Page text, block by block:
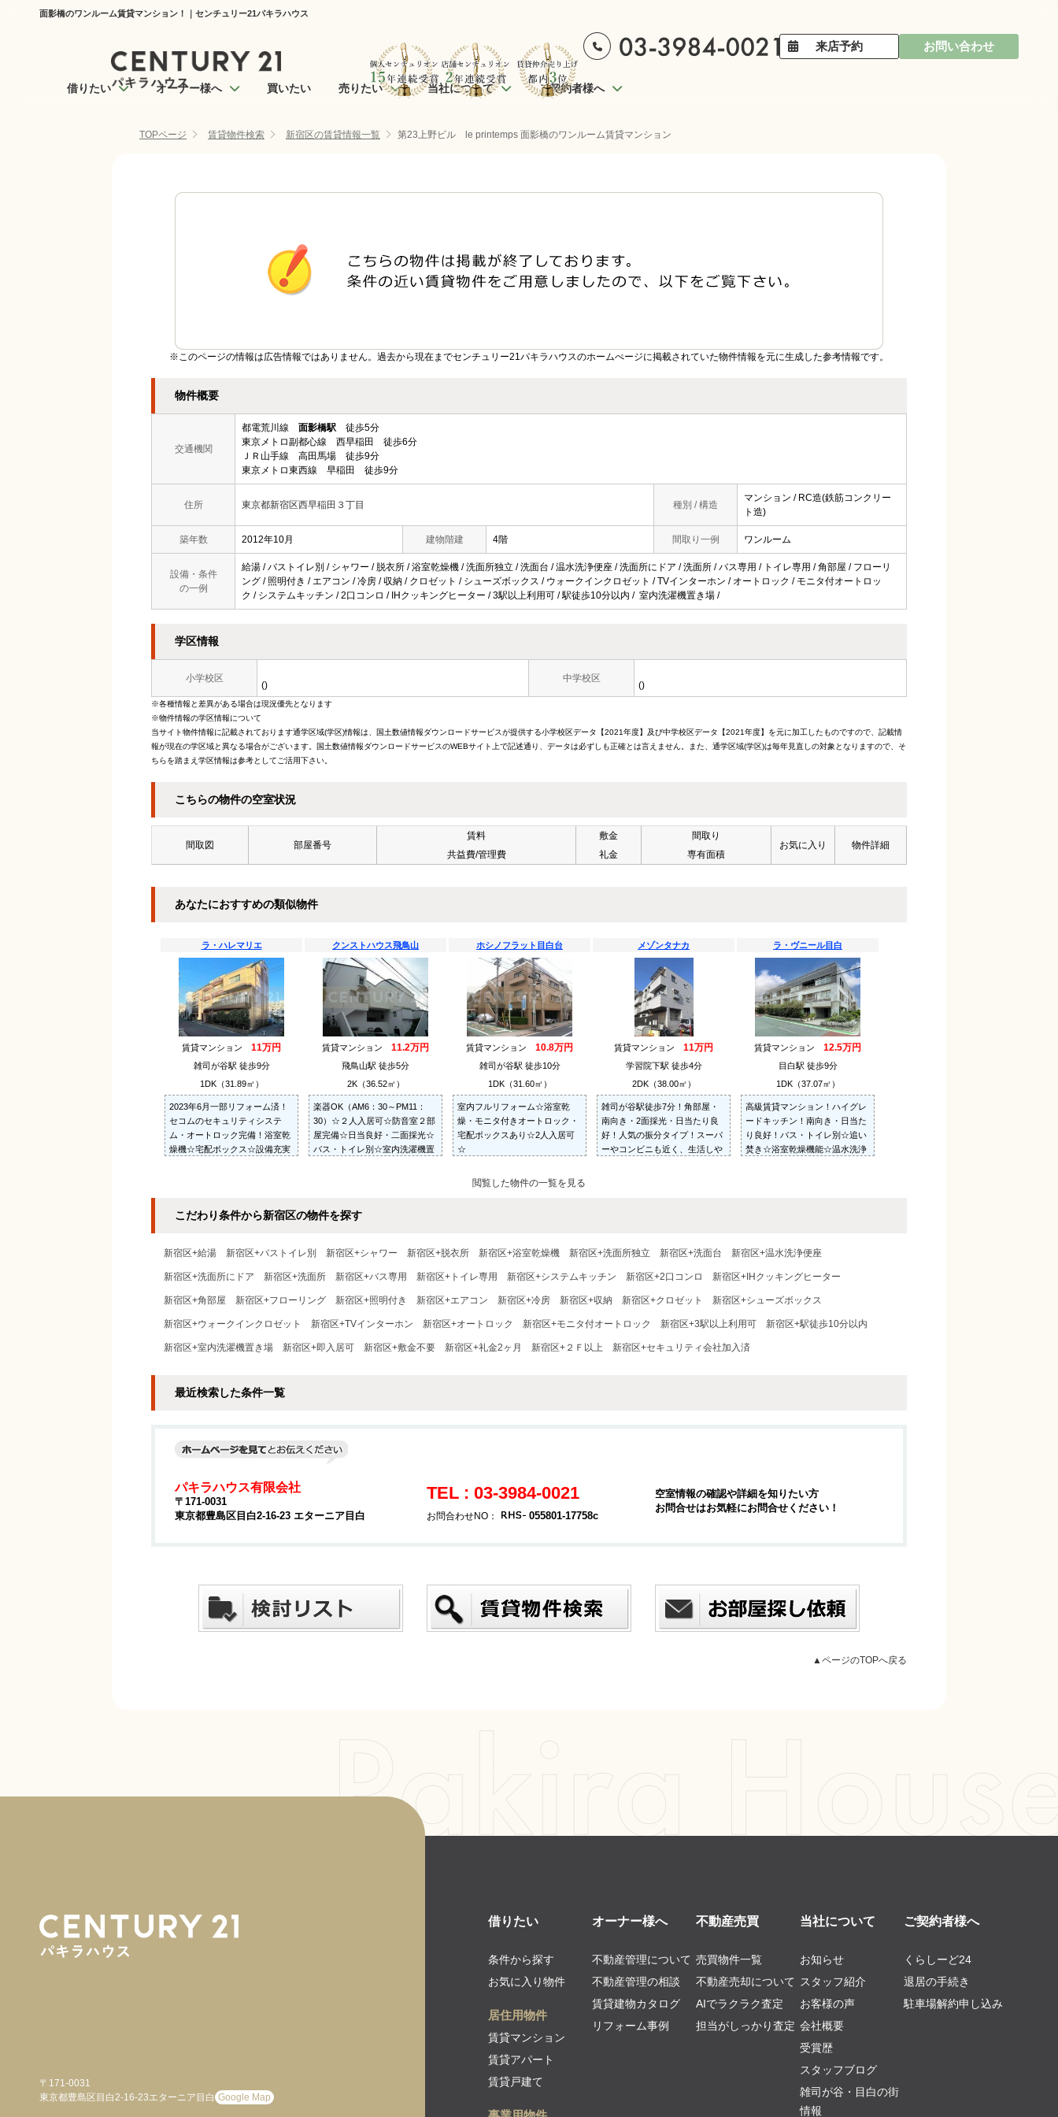
面影橋のワンルーム賃貸マンション！｜センチュリー21パキラハウス
来店予約 お問い合わせ
借りたい オーナー様へ 買いたい 売りたい 当社について ご契約者様へ
TOPページ 賃貸物件検索 新宿区の賃貸情報一覧 第23上野ビル le printemps 面影橋のワンルーム賃貸マンション
※このページの情報は広告情報ではありません。過去から現在までセンチュリー21パキラハウスのホームぺージに掲載されていた物件情報を元に生成した参考情報です。
物件概要
交通機関
都電荒川線 面影橋駅 徒歩5分
東京メトロ副都心線 西早稲田 徒歩6分
ＪＲ山手線 高田馬場 徒歩9分
東京メトロ東西線 早稲田 徒歩9分
住所 東京都新宿区西早稲田３丁目 種別 / 構造
マンション / RC造(鉄筋コンクリー
ト造)
築年数 2012年10月 建物階建 4階 間取り一例 ワンルーム
設備・条件
の一例
給湯 / バストイレ別 / シャワー / 脱衣所 / 浴室乾燥機 / 洗面所独立 / 洗面台 / 温水洗浄便座 / 洗面所にドア / 洗面所 / バス専用 / トイレ専用 / 角部屋 / フローリ
ング / 照明付き / エアコン / 冷房 / 収納 / クロゼット / シューズボックス / ウォークインクロゼット / TVインターホン / オートロック / モニタ付オートロッ
ク / システムキッチン / 2口コンロ / IHクッキングヒーター / 3駅以上利用可 / 駅徒歩10分以内 / 室内洗濯機置き場 /
学区情報
小学校区
()
中学校区
()
※各種情報と差異がある場合は現況優先となります
※物件情報の学区情報について
当サイト物件情報に記載されております通学区域(学区)情報は、国土数値情報ダウンロードサービスが提供する小学校区データ【2021年度】及び中学校区データ【2021年度】を元に加工したものですので、記載情
報が現在の学区域と異なる場合がございます。国土数値情報ダウンロードサービスのWEBサイト上で記述通り、データは必ずしも正確とは言えません。また、通学区域(学区)は毎年見直しの対象となりますので、そ
ちらを踏まえ学区情報は参考としてご活用下さい。
こちらの物件の空室状況
間取図 部屋番号
賃料
共益費/管理費
敷金
礼金
間取り
専有面積
お気に入り 物件詳細
あなたにおすすめの類似物件
ラ・ハレマリエ
賃貸マンション 11万円
雑司が谷駅 徒歩9分
1DK（31.89㎡）
2023年6月一部リフォーム済！
セコムのセキュリティシステ
ム・オートロック完備！浴室乾
燥機☆宅配ボックス☆設備充実
クンストハウス飛鳥山
賃貸マンション 11.2万円
飛鳥山駅 徒歩5分
2K（36.52㎡）
楽器OK（AM6：30～PM11：
30）☆２人入居可☆防音室２部
屋完備☆日当良好・二面採光☆
バス・トイレ別☆室内洗濯機置
ホシノフラット目白台
賃貸マンション 10.8万円
雑司が谷駅 徒歩10分
1DK（31.60㎡）
室内フルリフォーム☆浴室乾
燥・モニタ付きオートロック・
宅配ボックスあり☆2人入居可
☆
メゾンタナカ
賃貸マンション 11万円
学習院下駅 徒歩4分
2DK（38.00㎡）
雑司が谷駅徒歩7分！角部屋・
南向き・2面採光・日当たり良
好！人気の振分タイプ！スーパ
ーやコンビニも近く、生活しや
ラ・ヴニール目白
賃貸マンション 12.5万円
目白駅 徒歩9分
1DK（37.07㎡）
高級賃貸マンション！ハイグレ
ードキッチン！南向き・日当た
り良好！バス・トイレ別☆追い
焚き☆浴室乾燥機能☆温水洗浄
閲覧した物件の一覧を見る
こだわり条件から新宿区の物件を探す
新宿区+給湯 新宿区+バストイレ別 新宿区+シャワー 新宿区+脱衣所 新宿区+浴室乾燥機 新宿区+洗面所独立 新宿区+洗面台 新宿区+温水洗浄便座
新宿区+洗面所にドア 新宿区+洗面所 新宿区+バス専用 新宿区+トイレ専用 新宿区+システムキッチン 新宿区+2口コンロ 新宿区+IHクッキングヒーター
新宿区+角部屋 新宿区+フローリング 新宿区+照明付き 新宿区+エアコン 新宿区+冷房 新宿区+収納 新宿区+クロゼット 新宿区+シューズボックス
新宿区+ウォークインクロゼット 新宿区+TVインターホン 新宿区+オートロック 新宿区+モニタ付オートロック 新宿区+3駅以上利用可 新宿区+駅徒歩10分以内
新宿区+室内洗濯機置き場 新宿区+即入居可 新宿区+敷金不要 新宿区+礼金2ヶ月 新宿区+２Ｆ以上 新宿区+セキュリティ会社加入済
最近検索した条件一覧
パキラハウス有限会社
〒171-0031
東京都豊島区目白2-16-23 エターニア目白
TEL : 03-3984-0021
お問合わせNO： 055801-17758c
空室情報の確認や詳細を知りたい方
お問合せはお気軽にお問合せください！
▲ページのTOPへ戻る
〒171-0031
東京都豊島区目白2-16-23エターニア目白 Google Map
借りたい
条件から探す
お気に入り物件
居住用物件
賃貸マンション
賃貸アパート
賃貸戸建て
オーナー様へ
不動産管理について
不動産管理の相談
賃貸建物カタログ
リフォーム事例
不動産売買
売買物件一覧
不動産売却について
AIでラクラク査定
担当がしっかり査定
当社について
お知らせ
スタッフ紹介
お客様の声
会社概要
受賞歴
スタッフブログ
雑司が谷・目白の街
情報
ご契約者様へ
くらしーど24
退居の手続き
駐車場解約申し込み